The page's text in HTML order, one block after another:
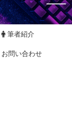
筆者紹介
お問い合わせ